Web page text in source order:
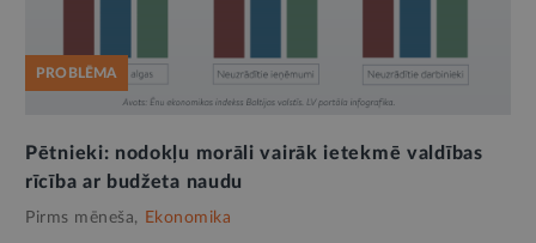
PROBLĒMA
Pētnieki: nodokļu morāli vairāk ietekmē valdības
rīcība ar budžeta naudu
Pirms mēneša, Ekonomika